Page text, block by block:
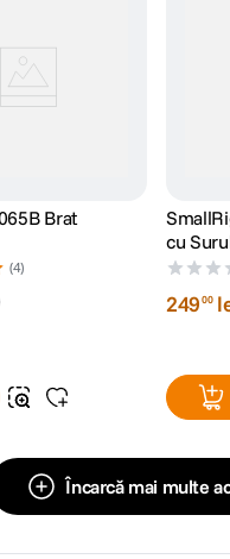
Brat
(4)
cu
24900
Încarcă mai multe